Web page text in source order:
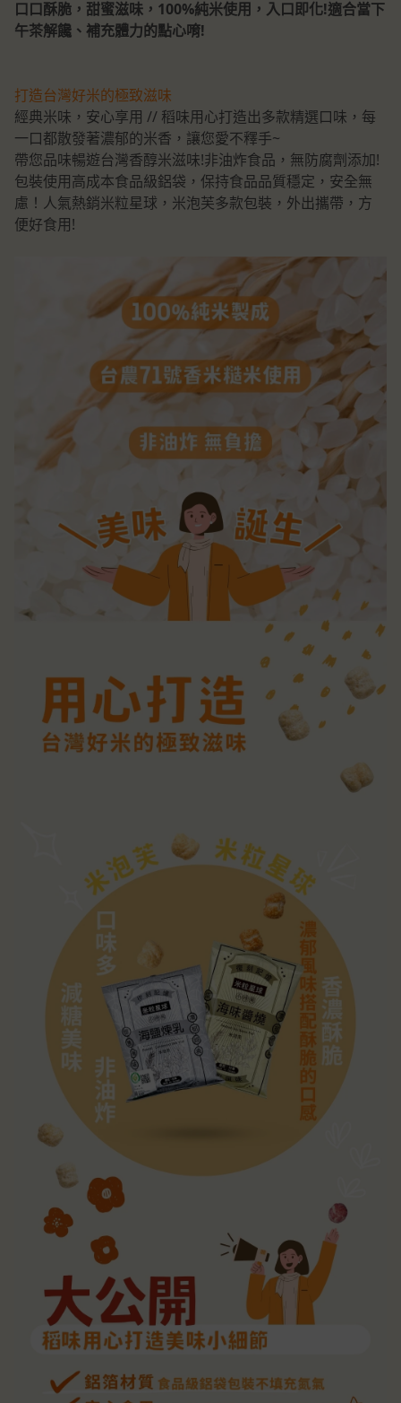
口口酥脆，甜蜜滋味，100%純米使用，入口即化!適合當下
午茶解饞、補充體力的點心唷!
打造台灣好米的極致滋味
經典米味，安心享用 // 稻味用心打造出多款精選口味，每
一口都散發著濃郁的米香，讓您愛不釋手~
帶您品味暢遊台灣香醇米滋味!非油炸食品，無防腐劑添加!
包裝使用高成本食品級鋁袋，保持食品品質穩定，安全無
慮！人氣熱銷米粒星球，米泡芙多款包裝，外出攜帶，方
便好食用!